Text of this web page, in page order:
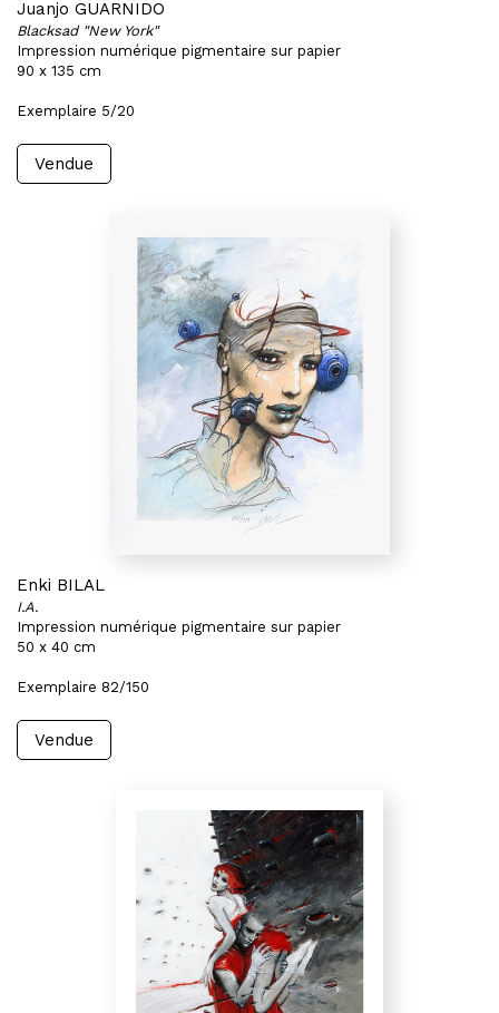
Juanjo GUARNIDO
Blacksad "New York"
Impression numérique pigmentaire sur papier
90 x 135 cm
Exemplaire 5/20
Vendue
Enki BILAL
I.A.
Impression numérique pigmentaire sur papier
50 x 40 cm
Exemplaire 82/150
Vendue